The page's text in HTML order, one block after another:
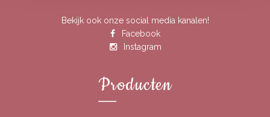
Bekijk ook onze social media kanalen!
Facebook
Instagram
Producten